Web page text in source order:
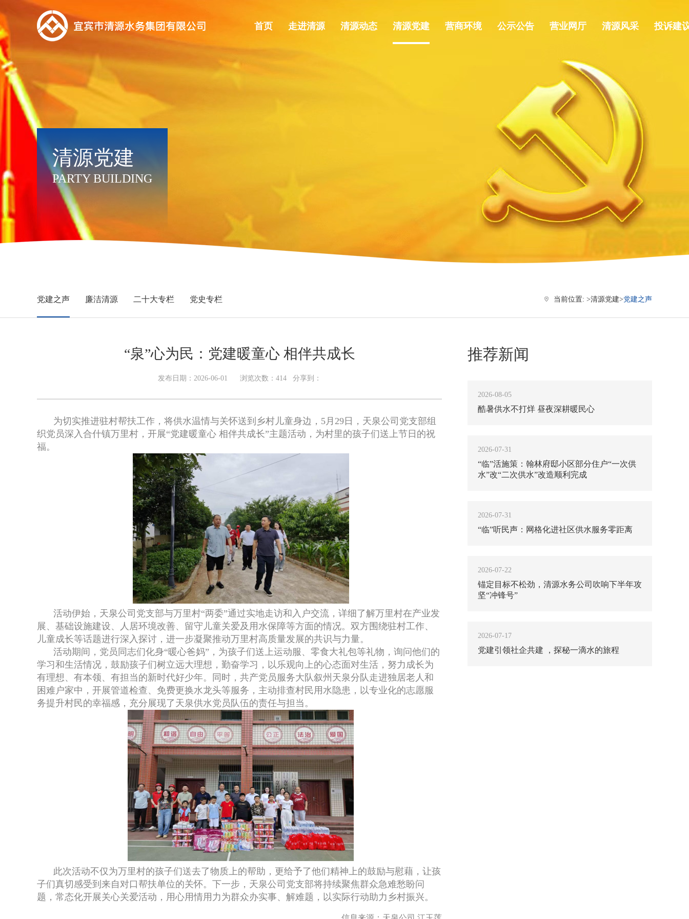
首页 走进清源 清源动态 清源党建 营商环境 公示公告 营业网厅 清源风采 投诉建
清源党建
PARTY BUILDING
党建之声 廉洁清源 二十大专栏 党史专栏 当前位置: >清源党建>党建之声
“泉”心为民：党建暖童心 相伴共成长
发布日期：2026-06-01 浏览次数： 414 分享到：
为切实推进驻村帮扶工作，将供水温情与关怀送到乡村儿童身边，5月29日，天泉公司党支部组
织党员深入合什镇万里村，开展“党建暖童心 相伴共成长”主题活动，为村里的孩子们送上节日的祝
福。
活动伊始，天泉公司党支部与万里村“两委”通过实地走访和入户交流，详细了解万里村在产业发
展、基础设施建设、人居环境改善、留守儿童关爱及用水保障等方面的情况。双方围绕驻村工作、
儿童成长等话题进行深入探讨，进一步凝聚推动万里村高质量发展的共识与力量。
活动期间，党员同志们化身“暖心爸妈”，为孩子们送上运动服、零食大礼包等礼物，询问他们的
学习和生活情况，鼓励孩子们树立远大理想，勤奋学习，以乐观向上的心态面对生活，努力成长为
有理想、有本领、有担当的新时代好少年。同时，共产党员服务大队叙州天泉分队走进独居老人和
困难户家中，开展管道检查、免费更换水龙头等服务，主动排查村民用水隐患，以专业化的志愿服
务提升村民的幸福感，充分展现了天泉供水党员队伍的责任与担当。
此次活动不仅为万里村的孩子们送去了物质上的帮助，更给予了他们精神上的鼓励与慰藉，让孩
子们真切感受到来自对口帮扶单位的关怀。下一步，天泉公司党支部将持续聚焦群众急难愁盼问
题，常态化开展关心关爱活动，用心用情用力为群众办实事、解难题，以实际行动助力乡村振兴。
推荐新闻
2026-08-05
酷暑供水不打烊 昼夜深耕暖民心
2026-07-31
“临”活施策：翰林府邸小区部分住户“一次供
水”改“二次供水”改造顺利完成
2026-07-31
“临”听民声：网格化进社区供水服务零距离
2026-07-22
锚定目标不松劲，清源水务公司吹响下半年攻
坚“冲锋号”
2026-07-17
党建引领社企共建 ，探秘一滴水的旅程